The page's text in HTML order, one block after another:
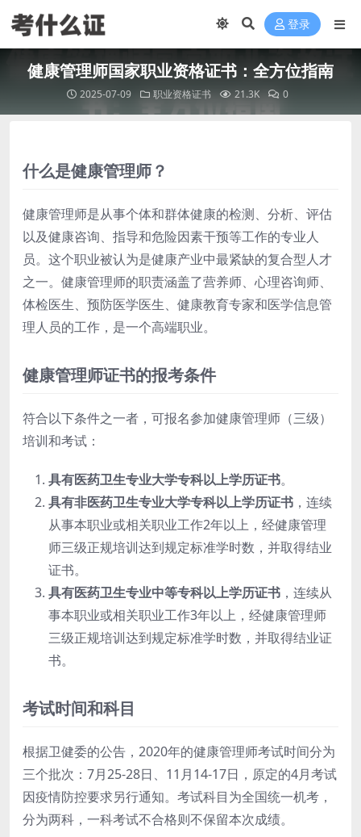
登录
健康管理师国家职业资格证书：全方位指南
2025-07-09 职业资格证书 21.3K 0
什么是健康管理师？
健康管理师是从事个体和群体健康的检测、分析、评估
以及健康咨询、指导和危险因素干预等工作的专业人
员。这个职业被认为是健康产业中最紧缺的复合型人才
之一。健康管理师的职责涵盖了营养师、心理咨询师、
体检医生、预防医学医生、健康教育专家和医学信息管
理人员的工作，是一个高端职业。
健康管理师证书的报考条件
符合以下条件之一者，可报名参加健康管理师（三级）
培训和考试：
具有医药卫生专业大学专科以上学历证书。
具有非医药卫生专业大学专科以上学历证书 ，连续
从事本职业或相关职业工作2年以上，经健康管理
师三级正规培训达到规定标准学时数，并取得结业
证书。
具有医药卫生专业中等专科以上学历证书 ，连续从
事本职业或相关职业工作3年以上，经健康管理师
三级正规培训达到规定标准学时数，并取得结业证
书。
考试时间和科目
根据卫健委的公告，2020年的健康管理师考试时间分为
三个批次：7月25-28日、11月14-17日，原定的4月考试
因疫情防控要求另行通知。考试科目为全国统一机考，
分为两科，一科考试不合格则不保留本次成绩。